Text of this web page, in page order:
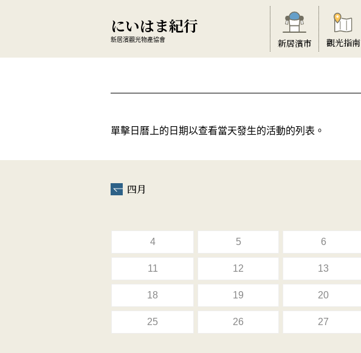
にいはま紀行
新居濱觀光物產協會 新居濱市 觀光指南
單擊日曆上的日期以查看當天發生的活動的列表。
四月
4 5 6
11 12 13
18 19 20
25 26 27